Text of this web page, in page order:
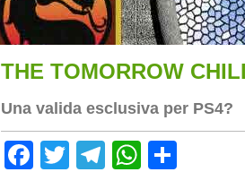
THE TOMORROW
Una valida esclusiva per PS4?
Facebook
TwitterTelegram